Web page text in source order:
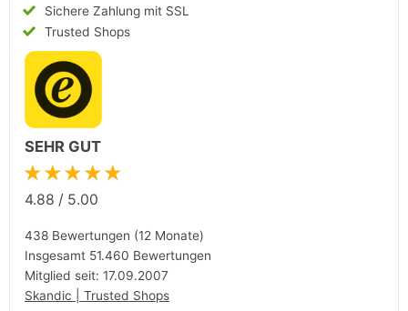
Sichere Zahlung mit SSL
Trusted Shops
SEHR GUT
★★★★★
4.88 / 5.00
438 Bewertungen (12 Monate)
Insgesamt 51.460 Bewertungen
Mitglied seit: 17.09.2007
Skandic | Trusted Shops